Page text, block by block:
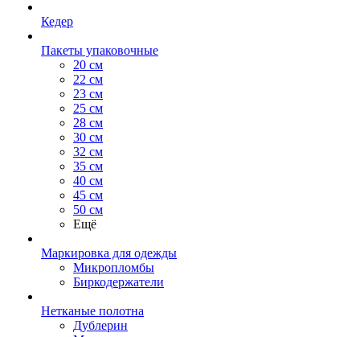
Кедер
Пакеты упаковочные
20 см
22 см
23 см
25 см
28 см
30 см
32 см
35 см
40 см
45 см
50 см
Ещё
Маркировка для одежды
Микропломбы
Биркодержатели
Нетканые полотна
Дублерин